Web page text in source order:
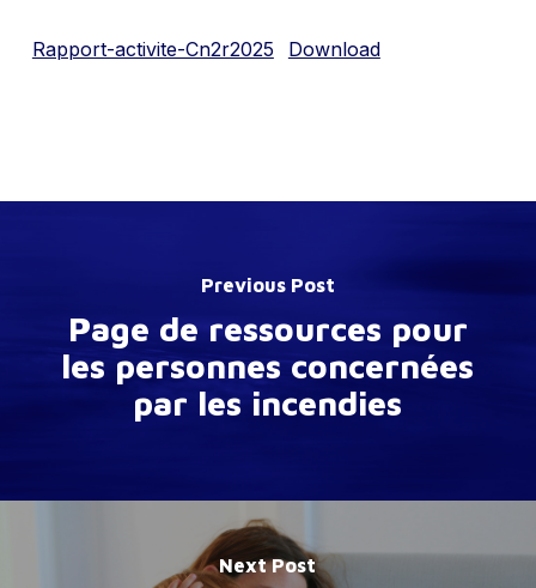
Rapport-activite-Cn2r2025 Download
Previous Post
Page de ressources pour
les personnes concernées
par les incendies
Next Post